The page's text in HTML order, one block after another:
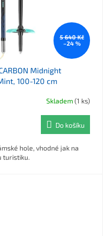
5 640 Kč
–24 %
Midnight
100-120 cm
Skladem(1 ks)
Do košíku
hole, vhodné jak na
turistiku.